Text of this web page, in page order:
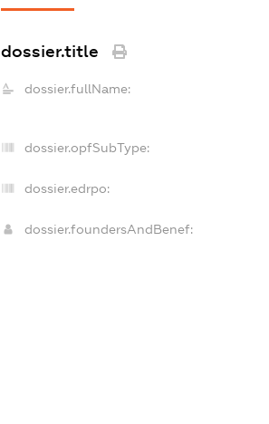
dossier.title
dossier.fullName:
dossier.opfSubType:
dossier.edrpo:
dossier.foundersAndBenef: